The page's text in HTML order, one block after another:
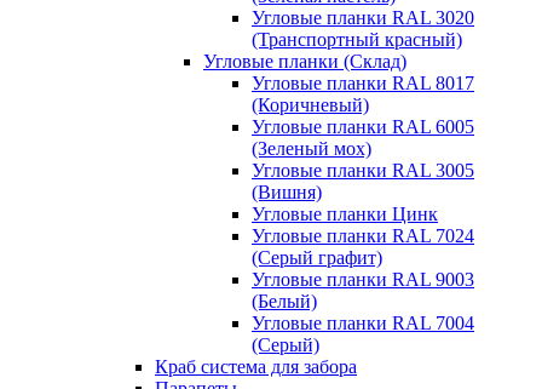
Угловые планки RAL 3020
(Транспортный красный)
Угловые планки (Склад)
Угловые планки RAL 8017
(Коричневый)
Угловые планки RAL 6005
(Зеленый мох)
Угловые планки RAL 3005
(Вишня)
Угловые планки Цинк
Угловые планки RAL 7024
(Серый графит)
Угловые планки RAL 9003
(Белый)
Угловые планки RAL 7004
(Серый)
Краб система для забора